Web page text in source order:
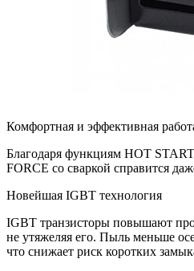
Комфортная и эффективная
Благодаря функциям HOT
FORCE со сваркой справится
Новейшая IGBT технология
IGBT транзисторы повышают
не утяжеляя его. Пыль меньше
что снижает риск коротких